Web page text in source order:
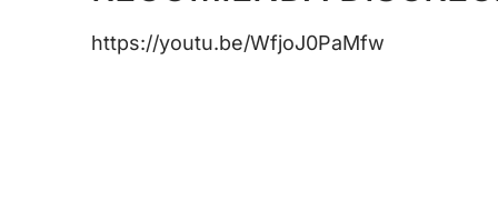
https://youtu.be/WfjoJ0PaMfw